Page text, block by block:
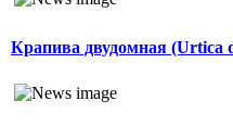
Крапива двудомная (Urtica